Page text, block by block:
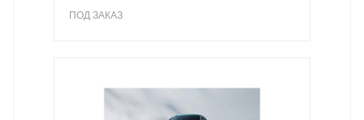
ПОД ЗАКАЗ